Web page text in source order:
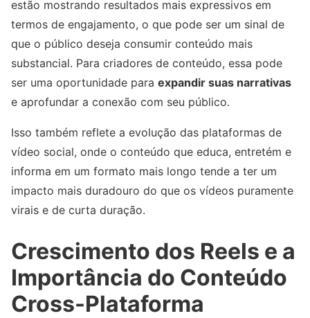
estão mostrando resultados mais expressivos em
termos de engajamento, o que pode ser um sinal de
que o público deseja consumir conteúdo mais
substancial. Para criadores de conteúdo, essa pode
ser uma oportunidade para expandir suas narrativas
e aprofundar a conexão com seu público.
Isso também reflete a evolução das plataformas de
vídeo social, onde o conteúdo que educa, entretém e
informa em um formato mais longo tende a ter um
impacto mais duradouro do que os vídeos puramente
virais e de curta duração.
Crescimento dos Reels e a
Importância do Conteúdo
Cross-Plataforma